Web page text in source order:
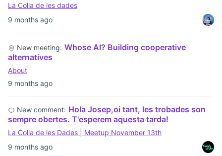
9 months ago
La Colla de les dades
9 months ago
New meeting: Whose AI? Building cooperative
alternatives
About
9 months ago
New comment: Hola Josep,oi tant, les trobades son
sempre obertes. T'esperem aquesta tarda!
La Colla de les Dades | Meetup November 13th